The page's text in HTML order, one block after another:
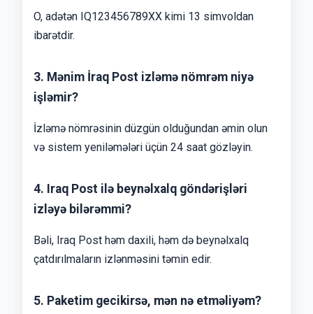
O, adətən IQ123456789XX kimi 13 simvoldan
ibarətdir.
3. Mənim İraq Post izləmə nömrəm niyə
işləmir?
İzləmə nömrəsinin düzgün olduğundan əmin olun
və sistem yeniləmələri üçün 24 saat gözləyin.
4. Iraq Post ilə beynəlxalq göndərişləri
izləyə bilərəmmi?
Bəli, Iraq Post həm daxili, həm də beynəlxalq
çatdırılmaların izlənməsini təmin edir.
5. Paketim gecikirsə, mən nə etməliyəm?